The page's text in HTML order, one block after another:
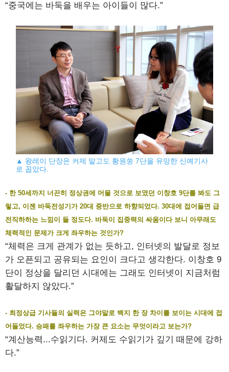
“중국에는 바둑을 배우는 아이들이 많다.”
▲ 왕레이 단장은 커제 말고도 황원쑹 7단을 유망한 신예기사
로 꼽았다.
- 한 50세까지 너끈히 정상권에 머물 것으로 보였던 이창호 9단를 봐도 그
렇고, 이젠 바둑전성기가 20대 중반으로 하향되었다. 30대에 접어들면 급
전직하하는 느낌이 들 정도다. 바둑이 집중력의 싸움이다 보니 아무래도
체력적인 문제가 크게 좌우하는 것인가?
“체력은 크게 관계가 없는 듯하고, 인터넷의 발달로 정보
가 오픈되고 공유되는 요인이 크다고 생각한다. 이창호 9
단이 정상을 달리던 시대에는 그래도 인터넷이 지금처럼
활달하지 않았다.”
- 최정상급 기사들의 실력은 그야말로 백지 한 장 차이를 보이는 시대에 접
어들었다. 승패를 좌우하는 가장 큰 요소는 무엇이라고 보는가?
“계산능력...수읽기다. 커제도 수읽기가 깊기 때문에 강하
다.”